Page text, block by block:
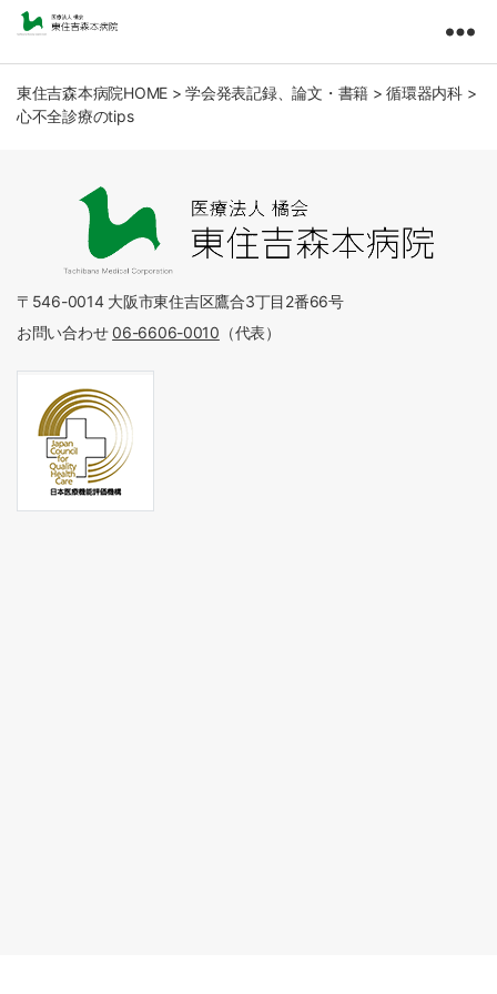
住
吉
森
人
橘
会
東住吉森本病院HOME > 学会発表記録、論文・書籍 > 循環器内科 >
心不全診療のtips
〒546-0014 大阪市東住吉区鷹合3丁目2番66号
お問い合わせ06-6606-0010 （代表）